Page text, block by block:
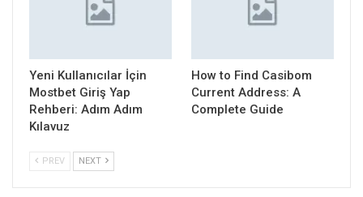
Yeni Kullanıcılar İçin
Mostbet Giriş Yap
Rehberi: Adım Adım
Kılavuz
How to Find Casibom
Current Address: A
Complete Guide
PREV NEXT